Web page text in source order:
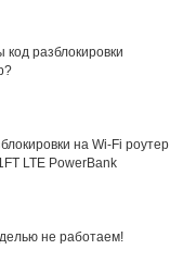
разблокировки
на Wi-Fi роутер
LTE PowerBank
не работаем!